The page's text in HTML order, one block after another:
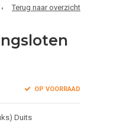
Terug naar overzicht
OP VOORRAAD
Duits